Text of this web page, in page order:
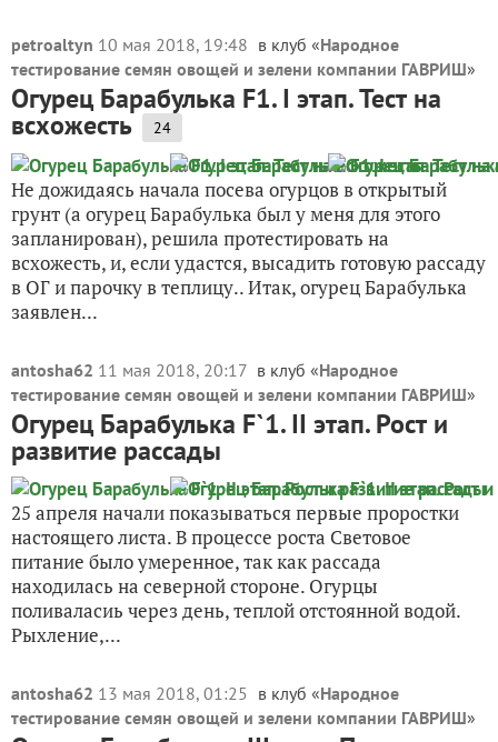
petroaltyn 10 мая 2018, 19:48 в клуб «Народное
тестирование семян овощей и зелени компании ГАВРИШ»
Огурец Барабулька F1. I этап. Тест на
всхожесть 24
Не дожидаясь начала посева огурцов в открытый
грунт (а огурец Барабулька был у меня для этого
запланирован), решила протестировать на
всхожесть, и, если удастся, высадить готовую рассаду
в ОГ и парочку в теплицу.. Итак, огурец Барабулька
заявлен...
antosha62 11 мая 2018, 20:17 в клуб «Народное
тестирование семян овощей и зелени компании ГАВРИШ»
Огурец Барабулька F`1. II этап. Рост и
развитие рассады
25 апреля начали показываться первые проростки
настоящего листа. В процессе роста Световое
питание было умеренное, так как рассада
находилась на северной стороне. Огурцы
поливаласиь через день, теплой отстоянной водой.
Рыхление,...
antosha62 13 мая 2018, 01:25 в клуб «Народное
тестирование семян овощей и зелени компании ГАВРИШ»